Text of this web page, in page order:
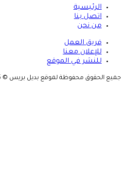
الرئيسية
اتصل بنا
من نحن
فريق العمل
للإعلان معنا
للنشر في الموقع
جميع الحقوق محفوظة لموقع بديل بريس © 2026